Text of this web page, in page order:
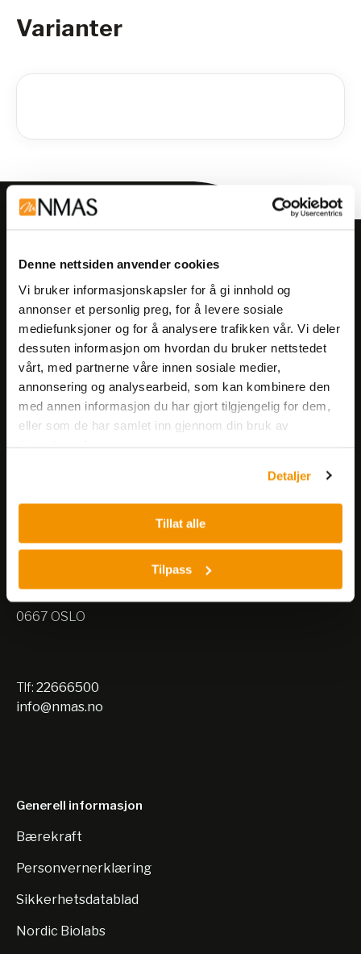
Denne nettsiden anvender cookies
Vi bruker informasjonskapsler for å gi innhold og
annonser et personlig preg, for å levere sosiale
mediefunksjoner og for å analysere trafikken vår. Vi deler
dessuten informasjon om hvordan du bruker nettstedet
vårt, med partnerne våre innen sosiale medier,
annonsering og analysearbeid, som kan kombinere den
med annen informasjon du har gjort tilgjengelig for dem,
eller som de har samlet inn gjennom din bruk av
Detaljer
Tillat alle
Tilpass
Varianter
Meld deg på vårt nyhetsbrev!
arrangementer og kampanjer.
Meld på nyhetsbrev
Nils Hansens vei 8
0667 OSLO
Tlf: 22666500
info@nmas.no
Generell informasjon
Bærekraft
Personvernerklæring
Sikkerhetsdatablad
Nordic Biolabs